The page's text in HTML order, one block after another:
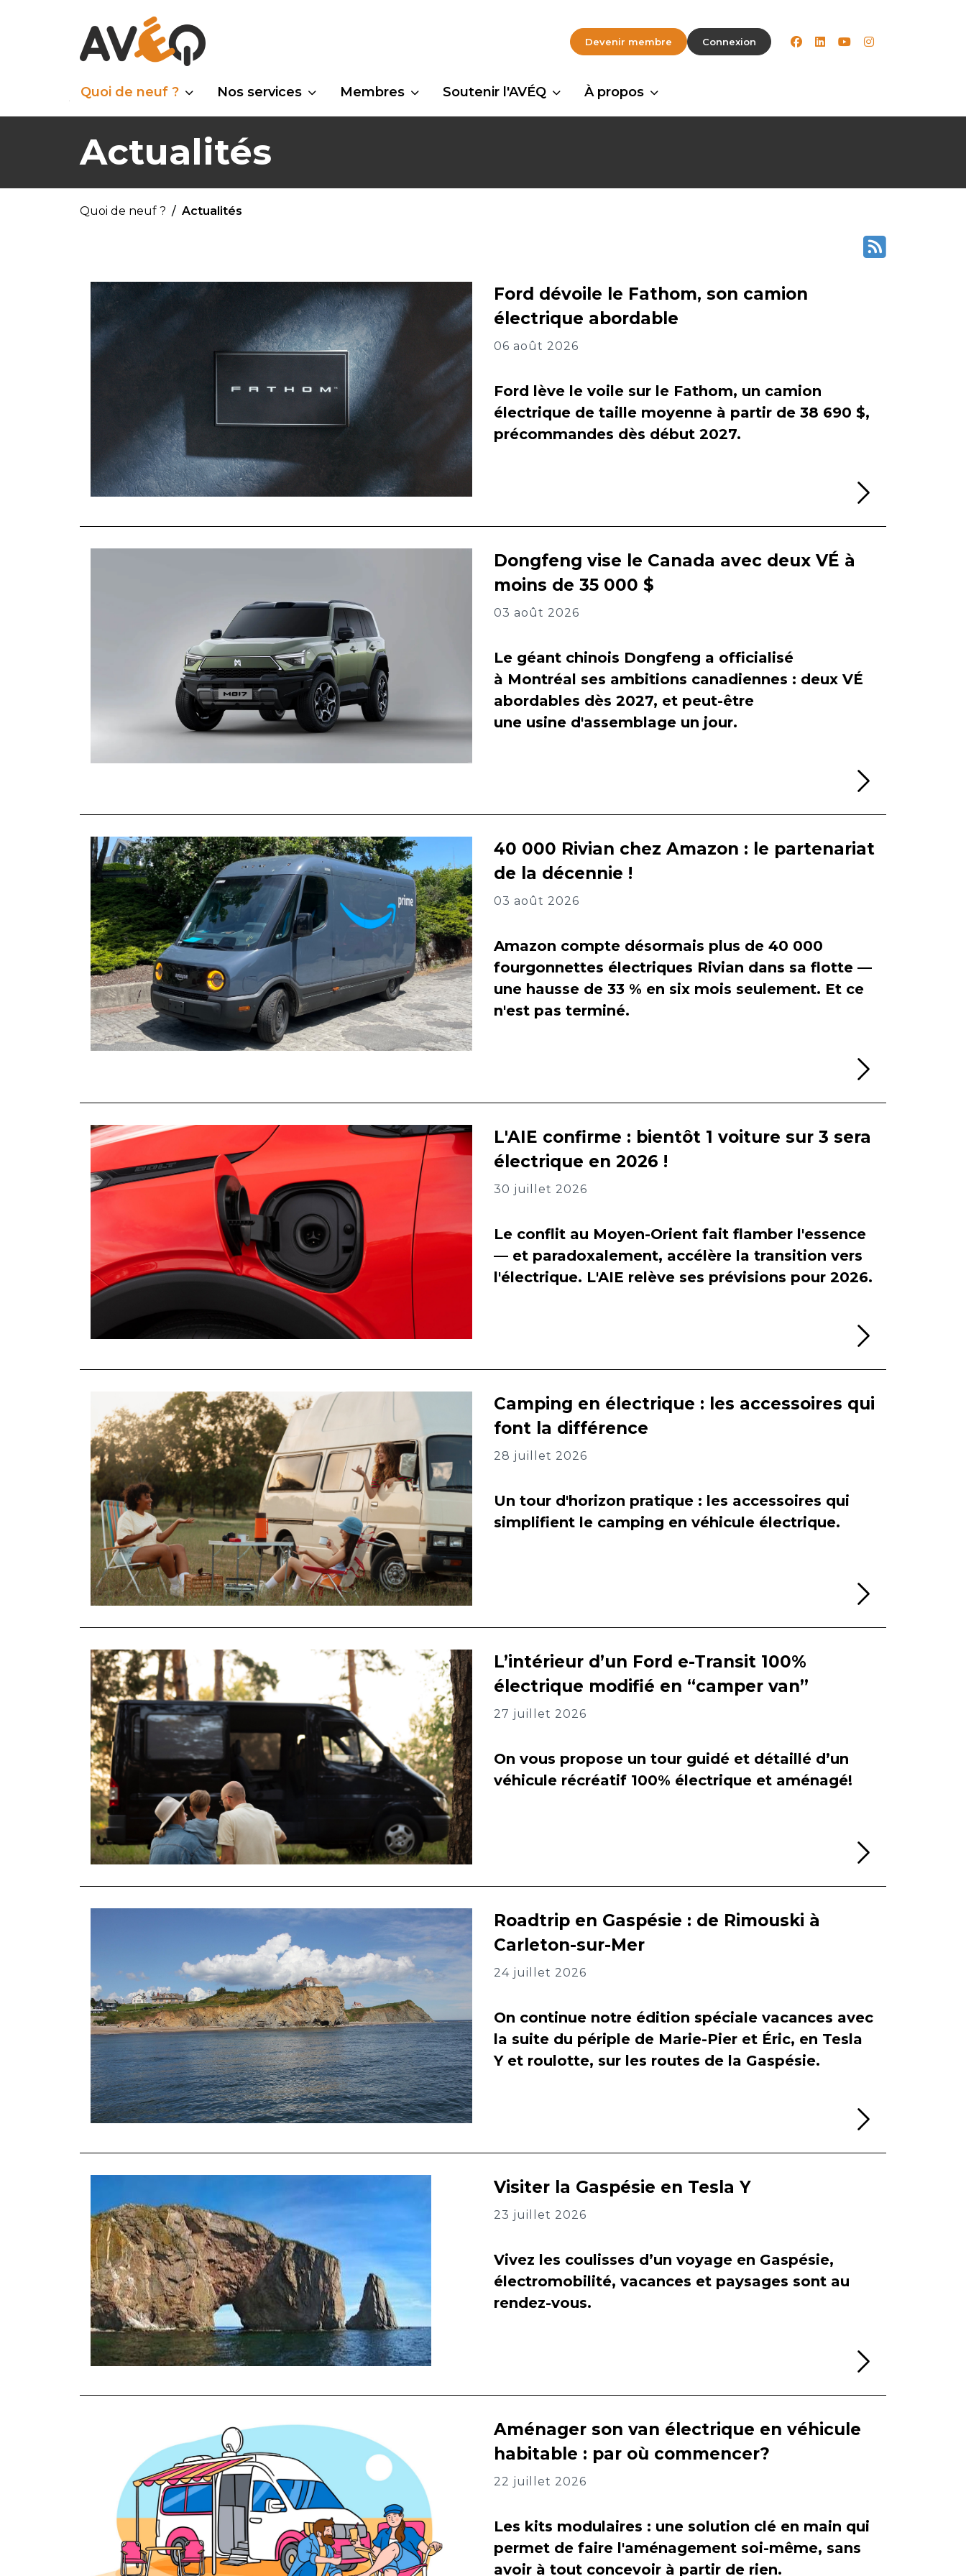
Devenir membre Connexion facebook
linkedinyoutubeinstagram
Quoi de neuf ? Nos services Membres Soutenir l'AVÉQ À propos
Actualités
Quoi de neuf ? Actualités
Ford dévoile le Fathom, son camion
électrique abordable
06 août 2026
Ford lève le voile sur le Fathom, un camion
électrique de taille moyenne à partir de 38 690 $,
précommandes dès début 2027.
Dongfeng vise le Canada avec deux VÉ à
moins de 35 000 $
03 août 2026
Le géant chinois Dongfeng a officialisé
à Montréal ses ambitions canadiennes : deux VÉ
abordables dès 2027, et peut-être
une usine d'assemblage un jour.
40 000 Rivian chez Amazon : le partenariat
de la décennie !
03 août 2026
Amazon compte désormais plus de 40 000
fourgonnettes électriques Rivian dans sa flotte —
une hausse de 33 % en six mois seulement. Et ce
n'est pas terminé.
L'AIE confirme : bientôt 1 voiture sur 3 sera
électrique en 2026 !
30 juillet 2026
Le conflit au Moyen-Orient fait flamber l'essence
— et paradoxalement, accélère la transition vers
l'électrique. L'AIE relève ses prévisions pour 2026.
Camping en électrique : les accessoires qui
font la différence
28 juillet 2026
Un tour d'horizon pratique : les accessoires qui
simplifient le camping en véhicule électrique.
L’intérieur d’un Ford e-Transit 100%
électrique modifié en “camper van”
27 juillet 2026
On vous propose un tour guidé et détaillé d’un
véhicule récréatif 100% électrique et aménagé!
Roadtrip en Gaspésie : de Rimouski à
Carleton-sur-Mer
24 juillet 2026
On continue notre édition spéciale vacances avec
la suite du périple de Marie-Pier et Éric, en Tesla
Y et roulotte, sur les routes de la Gaspésie.
Visiter la Gaspésie en Tesla Y
23 juillet 2026
Vivez les coulisses d’un voyage en Gaspésie,
électromobilité, vacances et paysages sont au
rendez-vous.
Aménager son van électrique en véhicule
habitable : par où commencer?
22 juillet 2026
Les kits modulaires : une solution clé en main qui
permet de faire l'aménagement soi-même, sans
avoir à tout concevoir à partir de rien.